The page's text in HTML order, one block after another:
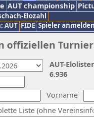
AUT championship
Elozahl
AUT FIDE Spieler anmelden
Vorname
AUT-
6.936